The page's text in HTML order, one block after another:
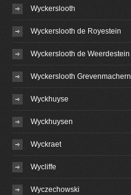
Wyckerslooth
Wyckerslooth de Royestein
Wyckerslooth de Weerdestein
Wyckerslooth Grevenmachern
Wyckhuyse
Wyckhuysen
Wyckraet
Wycliffe
Wyczechowski